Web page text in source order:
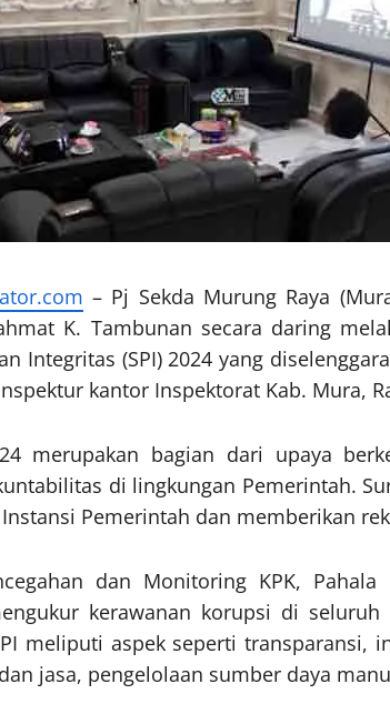
– Pj Sekda Murung Raya
K. Tambunan secara daring
Integritas (SPI) 2024 yang
kantor Inspektorat Kab. Mura,
merupakan bagian dari upaya
di lingkungan Pemerintah.
Pemerintah dan memberikan
dan Monitoring KPK,
kerawanan korupsi di
meliputi aspek seperti transparansi,
jasa, pengelolaan sumber daya